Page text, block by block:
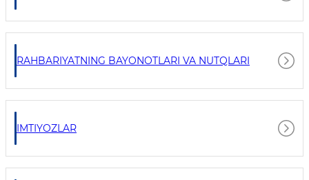
RAHBARIYATNING BAYONOTLARI VA NUTQLARI
IMTIYOZLAR